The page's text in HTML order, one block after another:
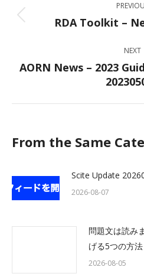
navigationRDA Toolkit –
NEXT
AORN News – 2023
From the Same
Scite Update
2026-08-07
問題文は読み
げる5つの方法
2026-08-05